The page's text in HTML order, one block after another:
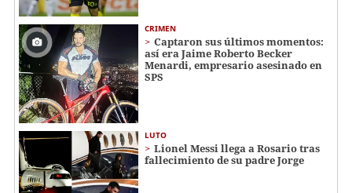
CRIMEN
Captaron sus últimos momentos:
así era Jaime Roberto Becker
Menardi​​​, empresario asesinado en
SPS
LUTO
Lionel Messi llega a Rosario tras
fallecimiento de su padre Jorge